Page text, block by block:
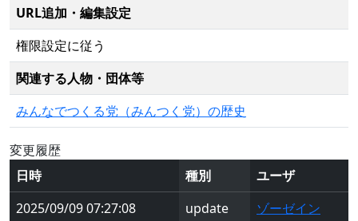
URL追加・編集設定
権限設定に従う
関連する人物・団体等
みんなでつくる党（みんつく党）の歴史
変更履歴
日時
種別
ユーザ
2025/09/09 07:27:08
update ゾーゼイン